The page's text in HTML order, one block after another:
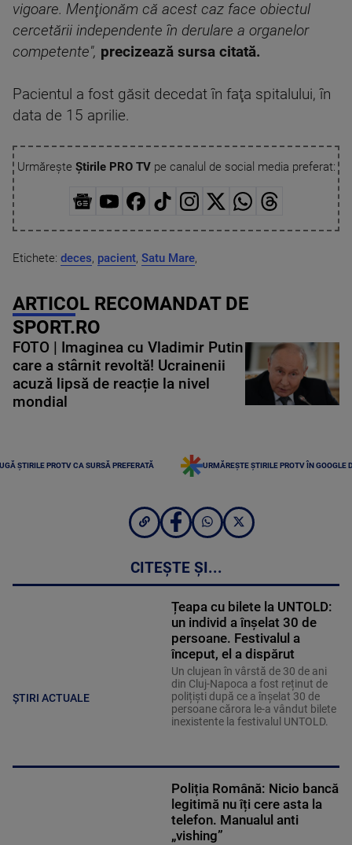
vigoare. Menţionăm că acest caz face obiectul
cercetării independente în derulare a organelor
competente", precizează sursa citată.
Pacientul a fost găsit decedat în faţa spitalului, în
data de 15 aprilie.
Urmărește Știrile PRO TVpe canalul de social media preferat:
Etichete: deces, pacient, Satu Mare,
ARTICOL RECOMANDAT DE
SPORT.RO
FOTO | Imaginea cu Vladimir Putin
care a stârnit revoltă! Ucrainenii
acuză lipsă de reacție la nivel
mondial
ȘTIRILE PROTV CA SURSĂ PREFERATĂ URMĂREȘTE ȘTIRILE PROTV ÎN GOOGLE
CITEȘTE ȘI...
ȘTIRI ACTUALE
Țeapa cu bilete la UNTOLD:
un individ a înșelat 30 de
persoane. Festivalul a
început, el a dispărut
Un clujean în vârstă de 30 de ani
din Cluj-Napoca a fost reținut de
polițiști după ce a înșelat 30 de
persoane cărora le-a vândut bilete
inexistente la festivalul UNTOLD.
Poliția Română: Nicio bancă
legitimă nu îți cere asta la
telefon. Manualul anti
„vishing”